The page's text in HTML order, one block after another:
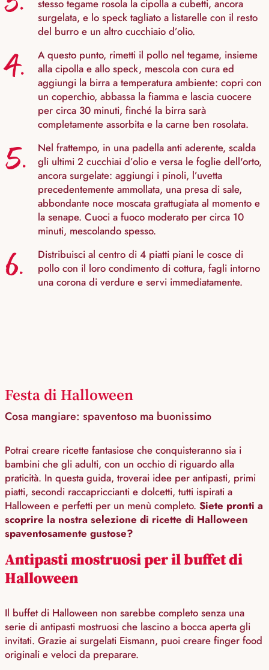
stesso tegame rosola la cipolla a cubetti, ancora
surgelata, e lo speck tagliato a listarelle con il resto
del burro e un altro cucchiaio d’olio.
4.
A questo punto, rimetti il pollo nel tegame, insieme
alla cipolla e allo speck, mescola con cura ed
aggiungi la birra a temperatura ambiente: copri con
un coperchio, abbassa la fiamma e lascia cuocere
per circa 30 minuti, finché la birra sarà
completamente assorbita e la carne ben rosolata.
5.
Nel frattempo, in una padella anti aderente, scalda
gli ultimi 2 cucchiai d’olio e versa le foglie dell'orto,
ancora surgelate: aggiungi i pinoli, l’uvetta
precedentemente ammollata, una presa di sale,
abbondante noce moscata grattugiata al momento e
la senape. Cuoci a fuoco moderato per circa 10
minuti, mescolando spesso.
6.
Distribuisci al centro di 4 piatti piani le cosce di
pollo con il loro condimento di cottura, fagli intorno
una corona di verdure e servi immediatamente.
Festa di Halloween
Cosa mangiare: spaventoso ma buonissimo
Potrai creare ricette fantasiose che conquisteranno sia i
bambini che gli adulti, con un occhio di riguardo alla
praticità. In questa guida, troverai idee per antipasti, primi
piatti, secondi raccapriccianti e dolcetti, tutti ispirati a
Halloween e perfetti per un menù completo. Siete pronti a
scoprire la nostra selezione di ricette di Halloween
spaventosamente gustose?
Antipasti mostruosi per il buffet di
Halloween
Il buffet di Halloween non sarebbe completo senza una
serie di antipasti mostruosi che lascino a bocca aperta gli
invitati. Grazie ai surgelati Eismann, puoi creare finger food
originali e veloci da preparare.